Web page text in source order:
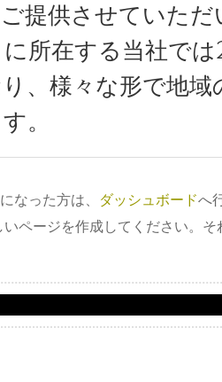
提供させていた
所在する当社で
、様々な形で地域
。
なった方は、 ダッシュボードへ
ページを作成してください。